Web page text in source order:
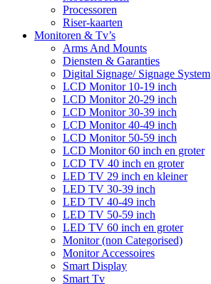
Processoren
Riser-kaarten
Monitoren & Tv’s
Arms And Mounts
Diensten & Garanties
Digital Signage/ Signage System
LCD Monitor 10-19 inch
LCD Monitor 20-29 inch
LCD Monitor 30-39 inch
LCD Monitor 40-49 inch
LCD Monitor 50-59 inch
LCD Monitor 60 inch en groter
LCD TV 40 inch en groter
LED TV 29 inch en kleiner
LED TV 30-39 inch
LED TV 40-49 inch
LED TV 50-59 inch
LED TV 60 inch en groter
Monitor (non Categorised)
Monitor Accessoires
Smart Display
Smart Tv